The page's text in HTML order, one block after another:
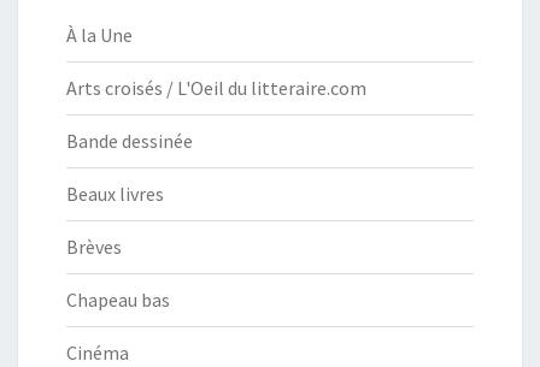
À la Une
Arts croisés / L'Oeil du litteraire.com
Bande dessinée
Beaux livres
Brèves
Chapeau bas
Cinéma